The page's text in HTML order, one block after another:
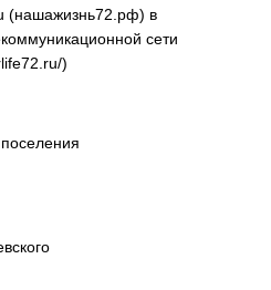
(нашажизнь72.рф) в
сети
)
поселения